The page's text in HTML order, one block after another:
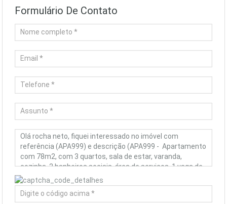
Formulário De Contato